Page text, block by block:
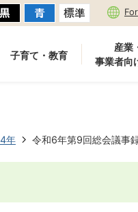
子育て・教育
産業
事業者向
年 令和6年第9回総会議事